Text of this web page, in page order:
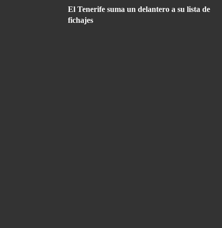
El Tenerife suma un delantero a su lista de
fichajes